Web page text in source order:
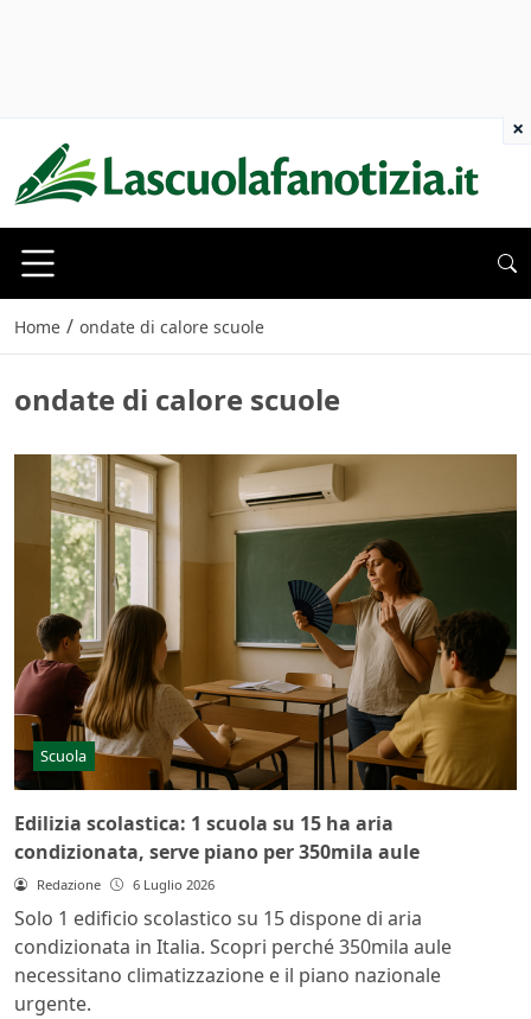
Home / ondate di calore scuole
ondate di calore scuole
Scuola
Edilizia scolastica: 1 scuola su 15 ha aria
condizionata, serve piano per 350mila aule
Redazione 6 Luglio 2026
Solo 1 edificio scolastico su 15 dispone di aria
condizionata in Italia. Scopri perché 350mila aule
necessitano climatizzazione e il piano nazionale
urgente.
×